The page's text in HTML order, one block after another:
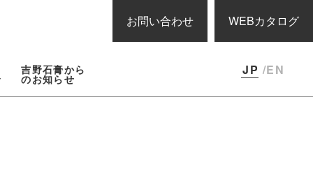
JP /EN
吉野石膏から
のお知らせ
お問い合わせ WEBカタログ